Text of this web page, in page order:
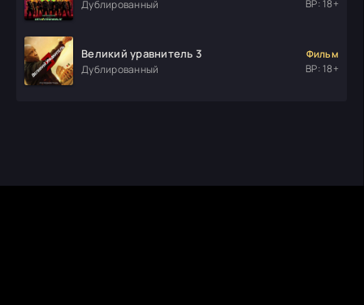
Дублированный
ВР: 18+
Великий уравнитель 3
Дублированный
Фильм
ВР: 18+